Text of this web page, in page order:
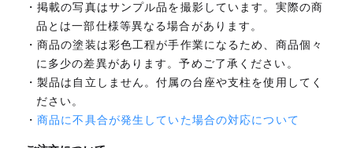
掲載の写真はサンプル品を撮影しています。実際の商
品とは一部仕様等異なる場合があります。
商品の塗装は彩色工程が手作業になるため、商品個々
に多少の差異があります。予めご了承ください。
製品は自立しません。付属の台座や支柱を使用してく
ださい。
商品に不具合が発生していた場合の対応について